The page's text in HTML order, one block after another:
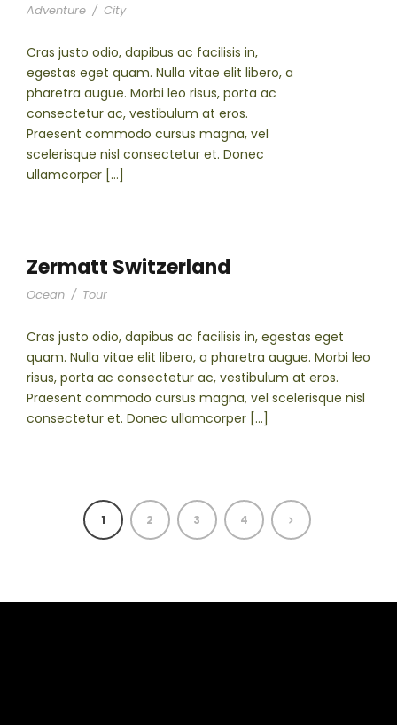
Adventure / City
Cras justo odio, dapibus ac facilisis in,
egestas eget quam. Nulla vitae elit libero, a
pharetra augue. Morbi leo risus, porta ac
consectetur ac, vestibulum at eros.
Praesent commodo cursus magna, vel
scelerisque nisl consectetur et. Donec
ullamcorper […]
Zermatt Switzerland
Ocean / Tour
Cras justo odio, dapibus ac facilisis in, egestas eget
quam. Nulla vitae elit libero, a pharetra augue. Morbi leo
risus, porta ac consectetur ac, vestibulum at eros.
Praesent commodo cursus magna, vel scelerisque nisl
consectetur et. Donec ullamcorper […]
1 2 3 4